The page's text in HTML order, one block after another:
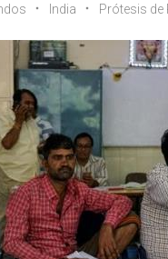
India Prótesis de